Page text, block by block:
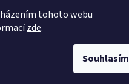
tohoto webu
zde.
Souhlasím